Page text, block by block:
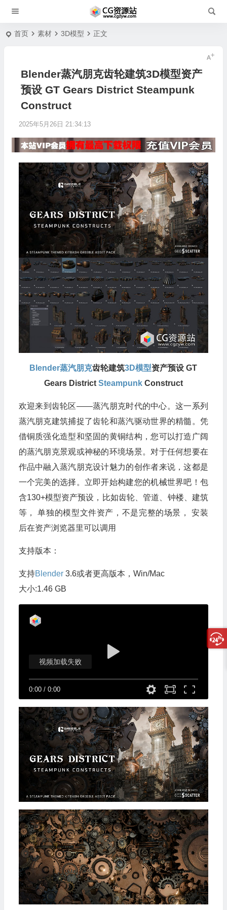
首页 素材 3D模型 正文
Blender蒸汽朋克齿轮建筑3D模型资产
预设 GT Gears District Steampunk
Construct
2025年5月26日 21:34:13
Blender蒸汽朋克齿轮建筑3D模型资产预设 GT
Gears District SteampunkConstruct
欢迎来到齿轮区——蒸汽朋克时代的中心。这一系列
蒸汽朋克建筑捕捉了齿轮和蒸汽驱动世界的精髓。凭
借铜质强化造型和坚固的黄铜结构，您可以打造广阔
的蒸汽朋克景观或神秘的环境场景。对于任何想要在
作品中融入蒸汽朋克设计魅力的创作者来说，这都是
一个完美的选择。立即开始构建您的机械世界吧！包
含130+模型资产预设，比如齿轮、管道、钟楼、建筑
等， 单独的模型文件资产，不是完整的场景， 安装
后在资产浏览器里可以调用
支持版本：
支持Blender3.6或者更高版本，Win/Mac
大小:1.46 GB
0:00/ 0:00
视频加载失败